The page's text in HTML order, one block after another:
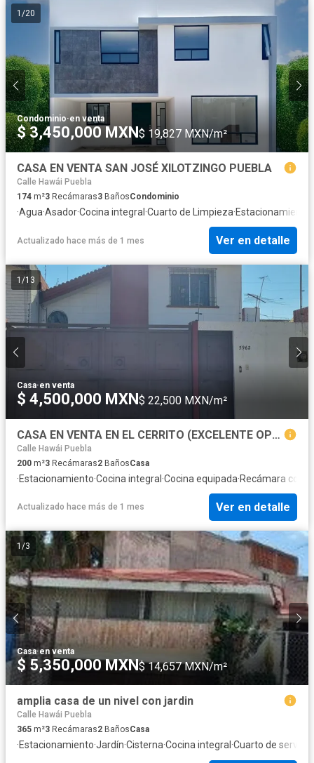
1 /20
Condominio·en venta
$ 3,450,000 MXN$ 19,827 MXN/m²
CASA EN VENTA SAN JOSÉ XILOTZINGO PUEBLA
Calle Hawái Puebla
174 m²3 Recámaras3 BañosCondominio
·Agua·Asador·Cocina integral ·Cuarto de Limpieza·Estacionamiento
Actualizado hace más de 1 mes Ver en detalle
1 /13
Casa·en venta
$ 4,500,000 MXN$ 22,500 MXN/m²
CASA EN VENTA EN EL CERRITO (EXCELENTE OPORTUNIDAD DE INVERSIÓN)
Calle Hawái Puebla
200 m²3 Recámaras2 BañosCasa
·Estacionamiento·Cocina integral·Cocina equipada·Recámara con
Actualizado hace más de 1 mes Ver en detalle
1 /3
Casa·en venta
$ 5,350,000 MXN$ 14,657 MXN/m²
amplia casa de un nivel con jardin
Calle Hawái Puebla
365 m²3 Recámaras2 BañosCasa
·Estacionamiento·Jardín·Cisterna·Cocina integral ·Cuarto de servicio